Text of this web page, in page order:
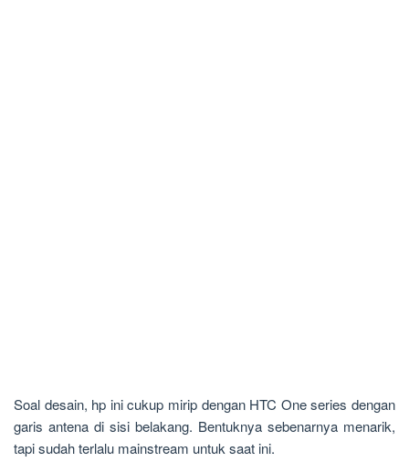
Soal desain, hp ini cukup mirip dengan HTC One series dengan
garis antena di sisi belakang. Bentuknya sebenarnya menarik,
tapi sudah terlalu mainstream untuk saat ini.